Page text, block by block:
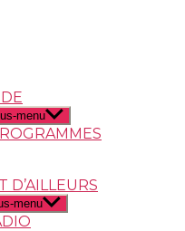
menu
D’AILLEURS
menu